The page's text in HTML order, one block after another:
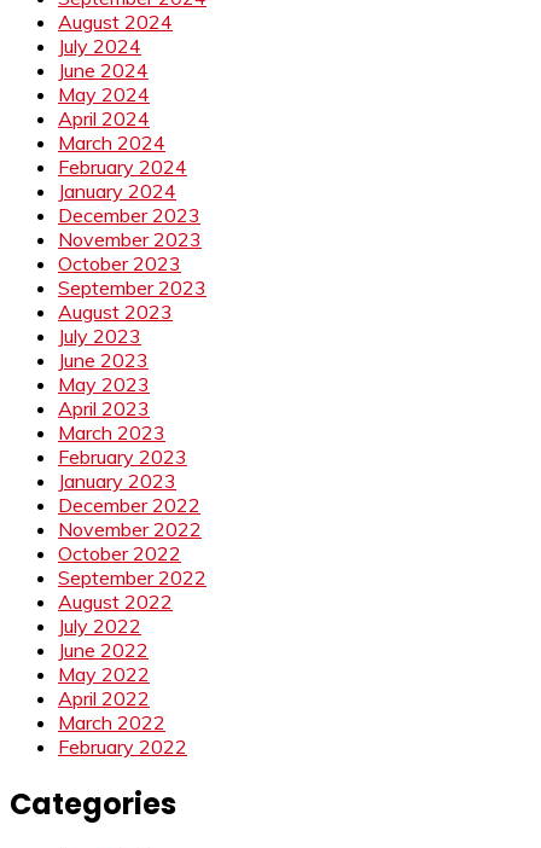
August 2024
July 2024
June 2024
May 2024
April 2024
March 2024
February 2024
January 2024
December 2023
November 2023
October 2023
September 2023
August 2023
July 2023
June 2023
May 2023
April 2023
March 2023
February 2023
January 2023
December 2022
November 2022
October 2022
September 2022
August 2022
July 2022
June 2022
May 2022
April 2022
March 2022
February 2022
Categories